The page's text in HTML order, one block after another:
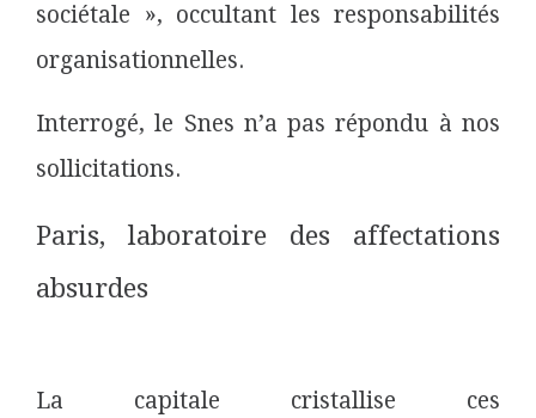
sociétale », occultant les responsabilités
organisationnelles.
Interrogé, le Snes n’a pas répondu à nos
sollicitations.
Paris, laboratoire des affectations
absurdes
La capitale cristallise ces